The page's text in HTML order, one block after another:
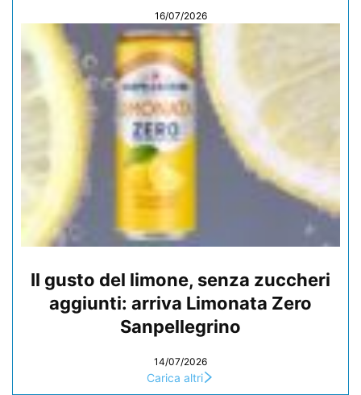
16/07/2026
Il gusto del limone, senza zuccheri
aggiunti: arriva Limonata Zero
Sanpellegrino
14/07/2026
Carica altri